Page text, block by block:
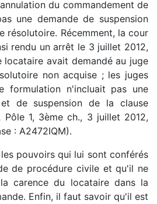
du commandement de
une demande de suspension
résolutoire. Récemment, la cour
rendu un arrêt le 3 juillet 2012,
locataire avait demandé au juge
non acquise ; les juges
formulation n'incluait pas une
de suspension de la clause
Pôle 1, 3ème ch., 3 juillet 2012,
: A2472IQM).
pouvoirs qui lui sont conférés
de procédure civile et qu'il ne
carence du locataire dans la
Enfin, il faut savoir qu'il est